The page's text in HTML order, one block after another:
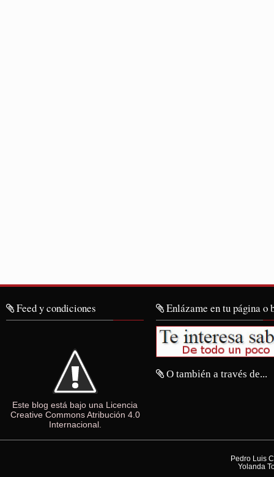
Feed y condiciones
Este blog está bajo una Licencia
Creative Commons Atribución 4.0
Internacional.
Enlázame en tu página o
O también a través de...
Pedro Luis
Yolanda